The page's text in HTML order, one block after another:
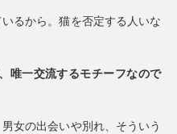
から。猫を否定する人いな
唯一交流するモチーフなので
女の出会いや別れ、そういう